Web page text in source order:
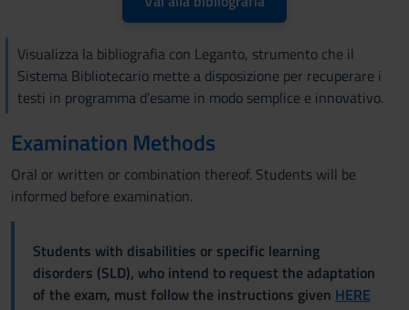
Visualizza la bibliografia con Leganto, strumento che il
Sistema Bibliotecario mette a disposizione per recuperare i
testi in programma d'esame in modo semplice e innovativo.
Examination Methods
Oral or written or combination thereof. Students will be
informed before examination.
Students with disabilities or specific learning
disorders (SLD), who intend to request the adaptation
of the exam, must follow the instructions given HERE